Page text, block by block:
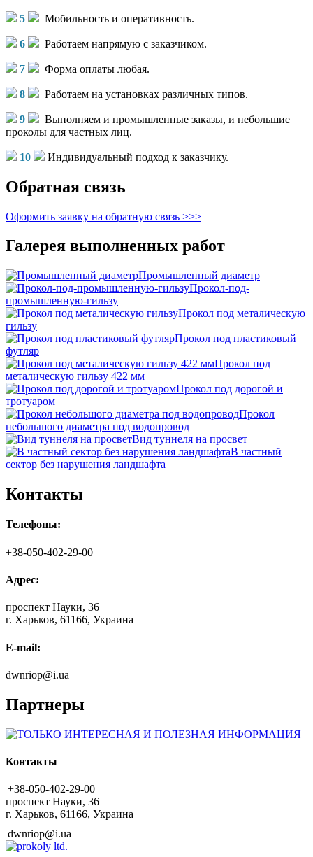
5 Мобильность и оперативность.
6 Работаем напрямую с заказчиком.
7 Форма оплаты любая.
8 Работаем на установках различных типов.
9
Выполняем и промышленные заказы, и небольшие
проколы для частных лиц.
10 Индивидуальный подход к заказчику.
Обратная связь
Оформить заявку на обратную связь >>>
Галерея выполненных работ
Промышленный диаметр
Прокол-под-
промышленную-гильзу
Прокол под металическую
гильзу
Прокол под пластиковый
футляр
Прокол под
металическую гильзу 422 мм
Прокол под дорогой и
тротуаром
Прокол
небольшого диаметра под водопровод
Вид туннеля на просвет
В частный
сектор без нарушения ландшафта
Контакты
Телефоны:
+38-050-402-29-00
Адрес:
проспект Науки, 36
г. Харьков, 61166, Украина
E-mail:
dwnriop@i.ua
Партнеры
Контакты
+38-050-402-29-00
проспект Науки, 36
г. Харьков, 61166, Украина
dwnriop@i.ua